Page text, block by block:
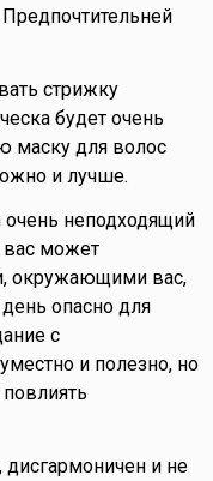
стрижку
будет очень
маску для волос
и лучше.
очень неподходящий
вас может
окружающими вас,
опасно для
с
и полезно, но
и не